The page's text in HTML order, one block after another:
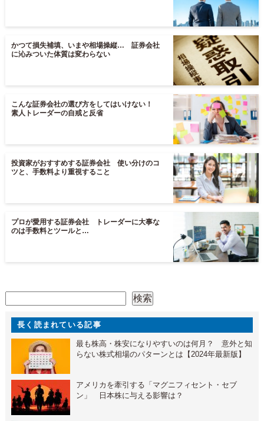
かつて損失補填、いまや相場操縦… 証券会社
に沁みついた体質は変わらない
こんな証券会社の選び方をしてはいけない！
素人トレーダーの自戒と反省
投資家がおすすめする証券会社 使い分けのコ
ツと、手数料より重視すること
プロが愛用する証券会社 トレーダーに大事な
のは手数料とツールと…
検索
長く読まれている記事
最も株高・株安になりやすいのは何月？ 意外と知
らない株式相場のパターンとは【2024年最新版】
アメリカを牽引する「マグニフィセント・セブ
ン」 日本株に与える影響は？